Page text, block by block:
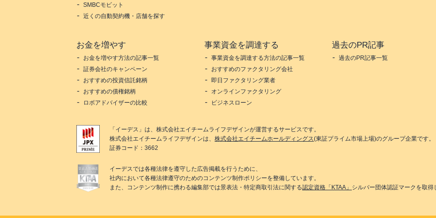
SMBCモビット
近くの自動契約機・店舗を探す
お金を増やす
お金を増やす方法の記事一覧
証券会社のキャンペーン
おすすめの投資信託銘柄
おすすめの債権銘柄
ロボアドバイザーの比較
事業資金を調達する
事業資金を調達する方法の記事一覧
おすすめのファクタリング会社
即日ファクタリング業者
オンラインファクタリング
ビジネスローン
過去のPR記事
過去のPR記事一覧
「 イーデス 」は、 株式会社エイチームライフデザインが運営するサービスです。
株式会社エイチームライフデザインは、 株式会社エイチームホールディングス(東証プライム市場上場)のグループ企業です。
証券コード：3662
イーデスでは各種法律を遵守した広告掲載を行うために、
社内において各種法律遵守のためのコンテンツ制作ポリシーを整備しています。
また、コンテンツ制作に携わる編集部では景表法・特定商取引法に関する認定資格「KTAA」 シルバー団体認証マークを取得